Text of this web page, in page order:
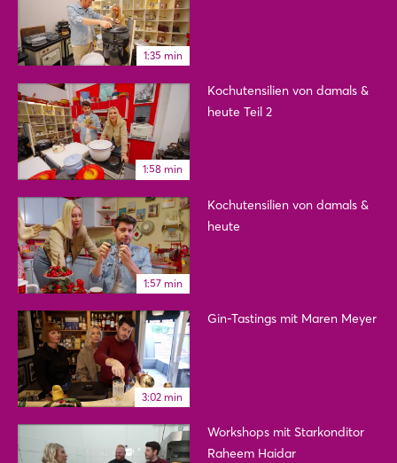
1:35 min
1:58 min
Kochutensilien von damals &
heute Teil 2
1:57 min
Kochutensilien von damals &
heute
3:02 min
Gin-Tastings mit Maren Meyer
Workshops mit Starkonditor
Raheem Haidar